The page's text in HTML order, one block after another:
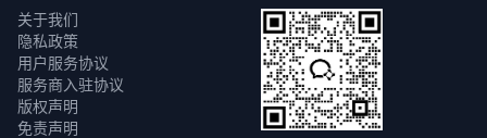
关于我们
隐私政策
用户服务协议
服务商入驻协议
版权声明
免责声明